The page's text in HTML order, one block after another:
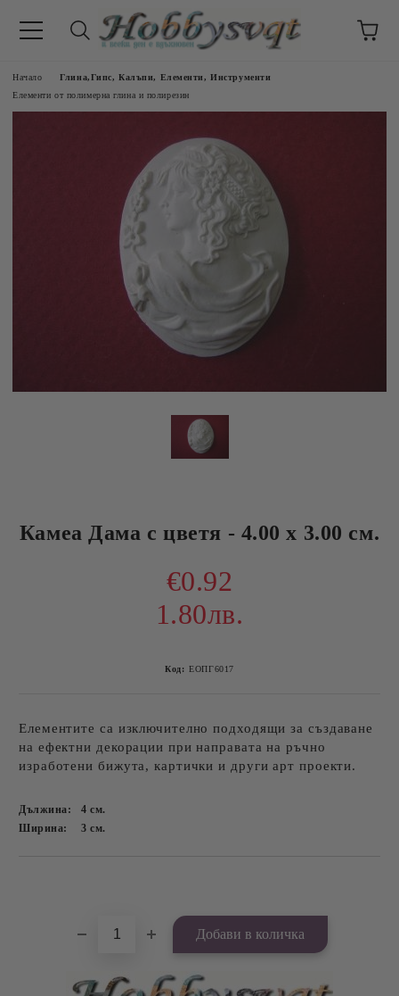
Начало
Глина,Гипс, Калъпи, Елементи, Инструменти
Елементи от полимерна глина и полирезин
Камеа Дама с цветя - 4.00 х 3.00 см.
€0.92
1.80лв.
Код: ЕОПГ6017
Елементите са изключително подходящи за създаване
на ефектни декорации при направата на ръчно
изработени бижута, картички и други арт проекти.
Дължина: 4см.
Ширина:
3см.